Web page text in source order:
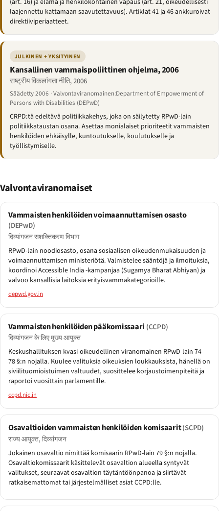
laajennettu kattamaan saavutettavuus). Artiklat 41 ja 46 ankkuroivat
direktiiviperiaatteet.
JULKINEN + YKSITYINEN
Kansallinen vammaispoliittinen ohjelma, 2006
राष्ट्रीय विकलांगता नीति, 2006
Säädetty 2006 · Valvontaviranomainen:Department of Empowerment of
Persons with Disabilities (DEPwD)
CRPD:tä edeltävä politiikkakehys, joka on säilytetty RPwD-lain
politiikkataustan osana. Asettaa monialaiset prioriteetit vammaisten
henkilöiden ehkäisylle, kuntoutukselle, koulutukselle ja
työllistymiselle.
Valvontaviranomaiset
Vammaisten henkilöiden voimaannuttamisen osasto
(DEPwD)
दिव्यांगजन सशक्तिकरण विभाग
RPwD-lain noodiosasto, osana sosiaalisen oikeudenmukaisuuden ja
voimaannuttamisen ministeriötä. Valmistelee sääntöjä ja ilmoituksia,
koordinoi Accessible India -kampanjaa (Sugamya Bharat Abhiyan) ja
valvoo kansallisia laitoksia erityisvammakategorioille.
depwd.gov.in
Vammaisten henkilöiden pääkomissaari (CCPD)
दिव्यांगजन के लिए मुख्य आयुक्त
Keskushallituksen kvasi-oikeudellinen viranomainen RPwD-lain 74–
78 §:n nojalla. Kuulee valituksia oikeuksien loukkauksista, hänellä on
siviilituomioistuimen valtuudet, suosittelee korjaustoimenpiteitä ja
raportoi vuosittain parlamentille.
ccpd.nic.in
Osavaltioiden vammaisten henkilöiden komisaarit(SCPD)
राज्य आयुक्त, दिव्यांगजन
Jokainen osavaltio nimittää komisaarin RPwD-lain 79 §:n nojalla.
Osavaltiokomissaarit käsittelevät osavaltion alueella syntyvät
valitukset, seuraavat osavaltion täytäntöönpanoa ja siirtävät
ratkaisemattomat tai järjestelmälliset asiat CCPD:lle.